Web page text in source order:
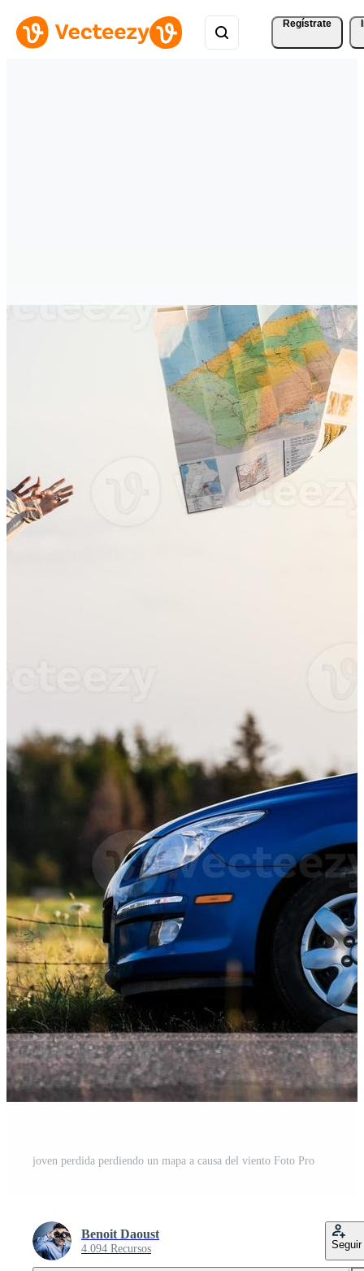
Regístrate
joven perdida perdiendo un mapa a causa del viento Foto Pro
Benoit Daoust
4.094 Recursos Seguir